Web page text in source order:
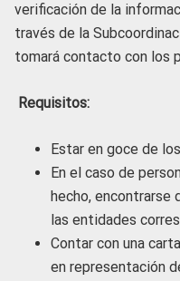
verificación de la
través de la
tomará contacto con los
Requisitos:
Estar en goce de
En el caso de
hecho, encontrarse
las entidades
Contar con una
en representación